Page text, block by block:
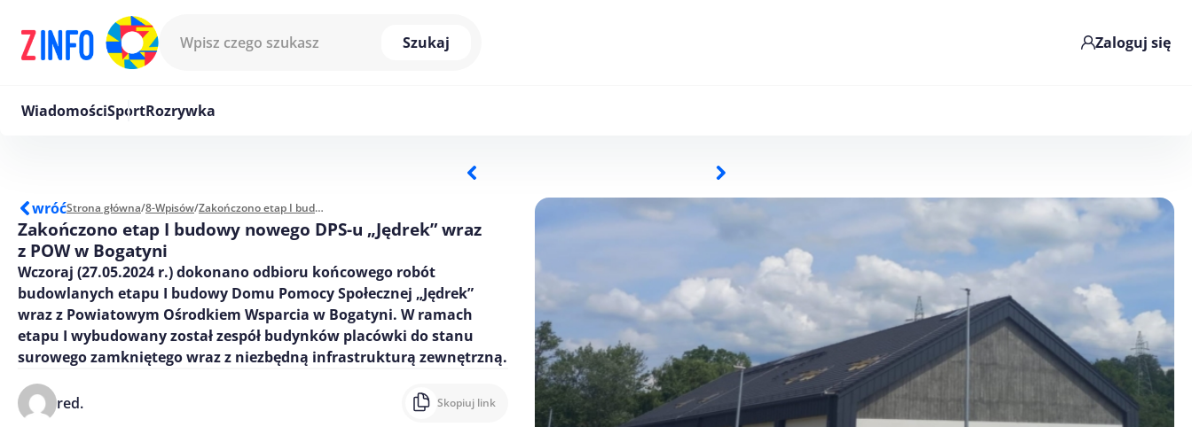
Szukaj
Zaloguj się
WiadomościSportRozrywka
wróćStrona główna/8-Wpisów/ Zakończono etap I budowy nowego DPS-u „Jędrek” wraz z POW w Bogatyni
Zakończono etap I budowy nowego DPS-u „Jędrek” wraz
z POW w Bogatyni
Wczoraj (27.05.2024 r.) dokonano odbioru końcowego robót
budowlanych etapu I budowy Domu Pomocy Społecznej „Jędrek”
wraz z Powiatowym Ośrodkiem Wsparcia w Bogatyni. W ramach
etapu I wybudowany został zespół budynków placówki do stanu
surowego zamkniętego wraz z niezbędną infrastrukturą zewnętrzną.
red. Skopiuj link